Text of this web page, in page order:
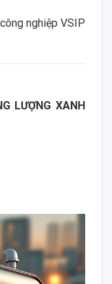
nghiệp VSIP
LƯỢNG XANH